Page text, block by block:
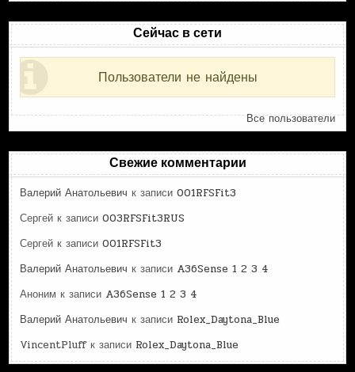
Сейчас в сети
Пользователи не найдены
Все пользователи
Свежие комментарии
Валерий Анатольевич к записи001RFSFit3
Сергей к записи003RFSFit3RUS
Сергей к записи001RFSFit3
Валерий Анатольевич к записи A36Sense 1 2 3 4
Аноним к записи A36Sense 1 2 3 4
Валерий Анатольевич к записи Rolex_Daytona_Blue
VincentPluffк записи Rolex_Daytona_Blue